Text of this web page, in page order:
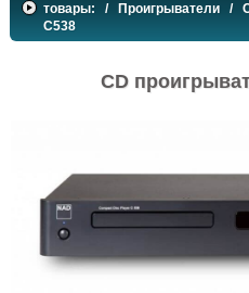
товары: / Проигрыватели /
C538
CD